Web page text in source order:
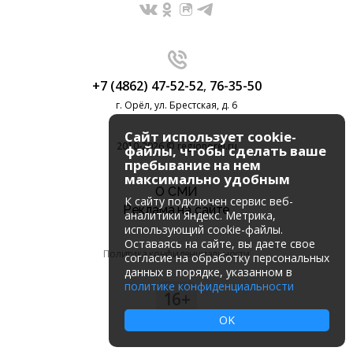
+7 (4862) 47-52-52, 76-35-50
г. Орёл, ул. Брестская, д. 6
2010-2026 © regionorel.ru
О СМИ
Реклама на сайте
Политика конфиденциальности
16+
Сайт использует cookie-
файлы, чтобы сделать ваше
пребывание на нем
максимально удобным
К cайту подключен сервис веб-
аналитики Яндекс. Метрика,
использующий cookie-файлы.
Оставаясь на сайте, вы даете свое
согласие на обработку персональных
данных в порядке, указанном в
политике конфиденциальности
OK